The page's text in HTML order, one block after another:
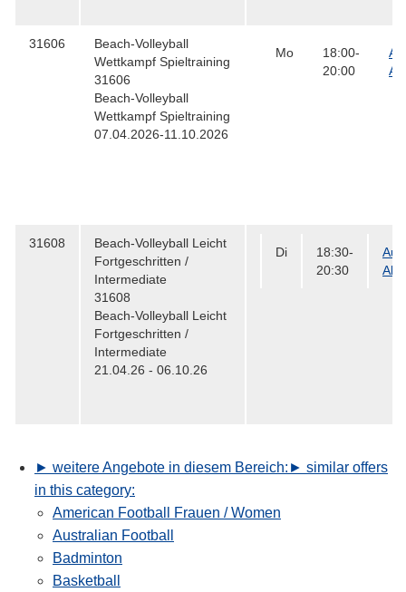
31606
Beach-Volleyball
Wettkampf Spieltraining
31606
Beach-Volleyball
Wettkampf Spieltraining
07.04.2026-11.10.2026
Mo
18:00-
20:00
31608 Beach-Volleyball Leicht
Fortgeschritten /
Intermediate
31608
Beach-Volleyball Leicht
Fortgeschritten /
Intermediate
21.04.26 - 06.10.26
Di
18:30-
20:30
► weitere Angebote in diesem Bereich: ► similar offers
in this category:
American Football Frauen / Women
Australian Football
Badminton
Basketball